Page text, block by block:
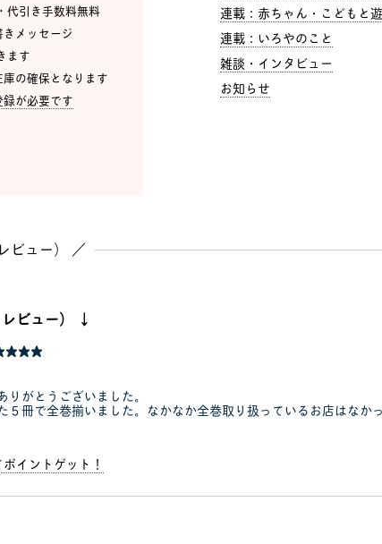
引き手数料無料
メッセージ
ます
の確保となります
録が必要です
連載：赤ちゃん・こどもと
連載：いろやのこと
雑談・インタビュー
お知らせ
ビュー） ／
ビュー） ↓
がとうございました。
５冊で全巻揃いました。なかなか全巻取り扱っているお店はなか
イントゲット！